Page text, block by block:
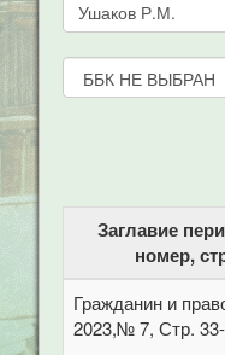
Заглавие
номер,
Гражданин и
2023,№ 7, Стр.